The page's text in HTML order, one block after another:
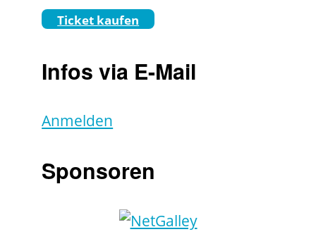
Ticket kaufen
Infos via E-Mail
Anmelden
Sponsoren